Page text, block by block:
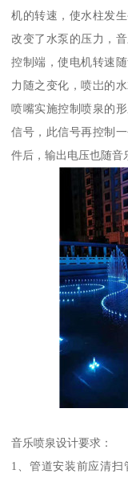
机的转速，使水柱发
改变了水泵的压力，
控制端，使电机转速
力随之变化，喷岀的
喷嘴实施控制喷泉的
信号，此信号再控制
件后，输出电压也随音
音乐喷泉设计要求：
1、管道安装前应清